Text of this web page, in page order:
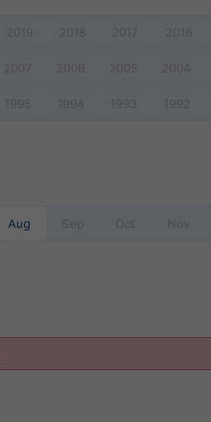
2019 2018 2017 2016
2007 2006 2005 2004
1995 1994 1993 1992
Aug Sep Oct Nov